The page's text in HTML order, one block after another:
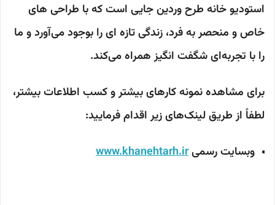
استودیو خانه طرح وردین جایی است که با طراحی های
خاص و منحصر به فرد، زندگی تازه ای را بوجود می‌آورد و ما
را با تجربه‌ای شگفت انگیز همراه می‌کند.
برای مشاهده نمونه کارهای بیشتر و کسب اطلاعات بیشتر،
لطفاً از طریق لینک‌های زیر اقدام فرمایید:
وبسایت رسمیwww.khanehtarh.ir